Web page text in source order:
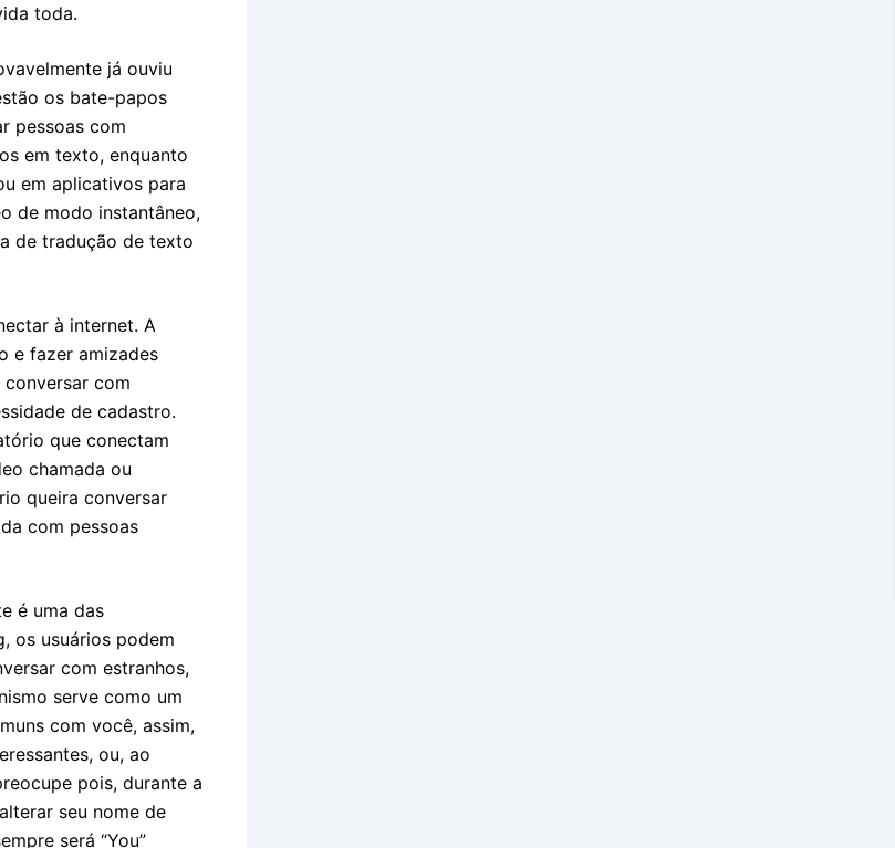
toda.
já ouviu
os bate-papos
pessoas com
em texto, enquanto
em aplicativos para
de modo instantâneo,
de tradução de texto
à internet. A
e fazer amizades
com
de cadastro.
que conectam
chamada ou
queira conversar
com pessoas
é uma das
os usuários podem
com estranhos,
serve como um
com você, assim,
ou, ao
pois, durante a
seu nome de
será “You”